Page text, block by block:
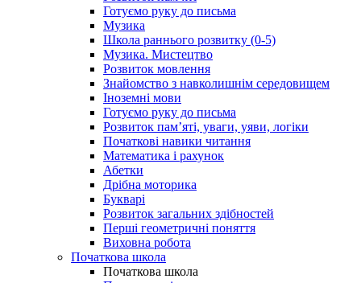
Готуємо руку до письма
Музика
Школа раннього розвитку (0-5)
Музика. Мистецтво
Розвиток мовлення
Знайомство з навколишнім середовищем
Іноземні мови
Готуємо руку до письма
Розвиток пам’яті, уваги, уяви, логіки
Початкові навики читання
Математика і рахунок
Абетки
Дрібна моторика
Букварі
Розвиток загальних здібностей
Перші геометричні поняття
Виховна робота
Початкова школа
Початкова школа